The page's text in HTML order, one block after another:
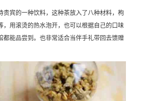
贵宾的一种饮料，这种茶放入了八种材料，枸
，用滚烫的热水泡开，也可以根据自己的口味
都能品尝到。也非常适合当伴手礼带回去馈赠